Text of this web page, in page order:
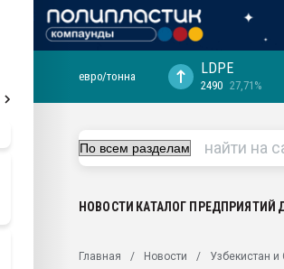
ближайшее подмосковье, с.-в.
Подмосковье, Москва
первый план в переработке
28.07.2026 "Технониколь" довольна
евро/тонна LDPE
2490 27,71%
НОВОСТИ КАТАЛОГ ПРЕДПРИЯТИЙ
Главная Новости Узбекистан и